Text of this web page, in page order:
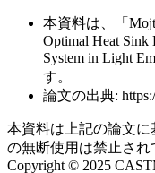
本資料は、「
Optimal Heat Sink
System in Light
す。
論文の出典:
本資料は上記の論文
の無断使用は禁止され
Copyright © 2025